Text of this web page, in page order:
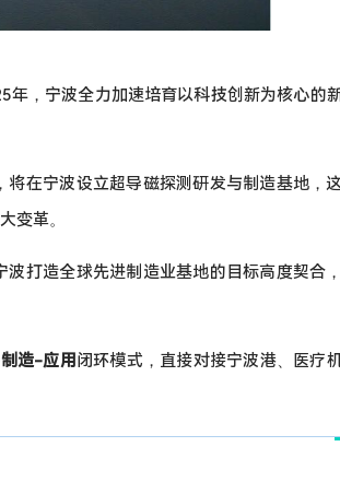
，宁波全力加速培育以科技创新为核心的
在宁波设立超导磁探测研发与制造基地，
变革。
打造全球先进制造业基地的目标高度契合
造-应用 闭环模式，直接对接宁波港、医疗